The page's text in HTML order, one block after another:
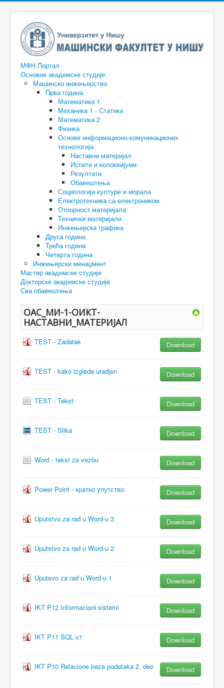
МФН Портал
Основне академске студије
Машинско инжењерство
Прва година
Математика 1
Механика 1 - Статика
Математика 2
Физика
Основе информационо-комуникационих
технологија
Наставни материјал
Испити и колоквијуми
Резултати
Обавештења
Социологија културе и морала
Електротехника са електроником
Отпорност материјала
Технички материјали
Инжењерска графика
Друга година
Трећа година
Четврта година
Инжењерски менаџмент
Мастер академске студије
Докторске академске студије
Сва обавештења
ОАС_МИ-1-ОИКТ-
НАСТАВНИ_МАТЕРИЈАЛ
TEST - Zadatak Download
TEST - kako izgleda uradjen Download
TEST - Tekst Download
TEST - Slika Download
Word - tekst za vezbu Download
Power Point - кратко упутство Download
Uputstvo za rad u Word-u 3 Download
Uputstvo za rad u Word-u 2 Download
Uputsvo za rad u Word-u 1 Download
IKT P12 Informacioni sistemi Download
IKT P11 SQL v1 Download
IKT P10 Relacione baze podataka 2. deo Download